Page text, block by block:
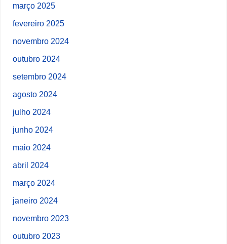
março 2025
fevereiro 2025
novembro 2024
outubro 2024
setembro 2024
agosto 2024
julho 2024
junho 2024
maio 2024
abril 2024
março 2024
janeiro 2024
novembro 2023
outubro 2023